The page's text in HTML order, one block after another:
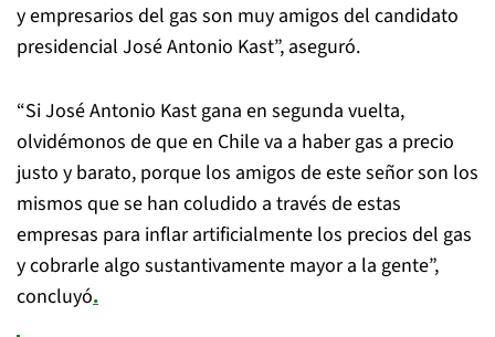
y empresarios del gas son muy amigos del candidato
presidencial José Antonio Kast”, aseguró.
“Si José Antonio Kast gana en segunda vuelta,
olvidémonos de que en Chile va a haber gas a precio
justo y barato, porque los amigos de este señor son los
mismos que se han coludido a través de estas
empresas para inflar artificialmente los precios del gas
y cobrarle algo sustantivamente mayor a la gente”,
concluyó.